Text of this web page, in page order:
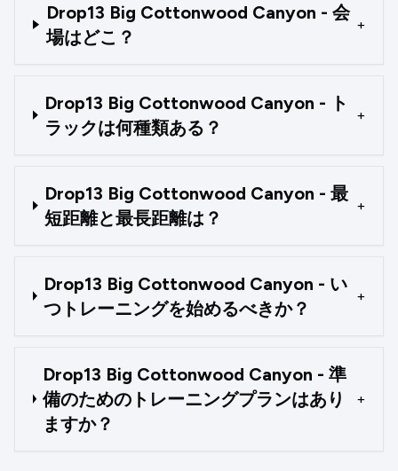
Drop13 Big Cottonwood Canyon - 会
場はどこ？
+
Drop13 Big Cottonwood Canyon - ト
ラックは何種類ある？
+
Drop13 Big Cottonwood Canyon - 最
短距離と最長距離は？
+
Drop13 Big Cottonwood Canyon - い
つトレーニングを始めるべきか？
+
Drop13 Big Cottonwood Canyon - 準
備のためのトレーニングプランはあり
ますか？
+